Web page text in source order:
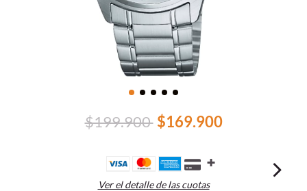
$199.900 $169.900
Ver el detalle de las cuotas